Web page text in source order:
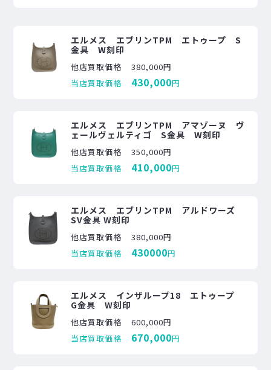
エルメス エブリンTPM エトゥープ S
金具 W刻印
他店買取価格
380,000円
当店買取価格
430,000円
エルメス エブリンTPM アマゾーヌ ヴ
ェールヴェルティゴ S金具 W刻印
他店買取価格
350,000円
当店買取価格
410,000円
エルメス エブリンTPM アルドワーズ
SV金具 W刻印
他店買取価格
380,000円
当店買取価格
430000円
エルメス インザループ18 エトゥープ
G金具 W刻印
他店買取価格
600,000円
当店買取価格
670,000円